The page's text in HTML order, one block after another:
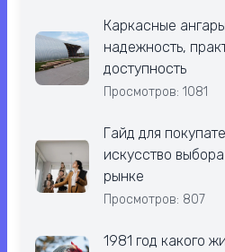
Каркасные
надежность,
доступность
Просмотров: 1081
Гайд для
искусство
рынке
Просмотров: 807
1981 год какого